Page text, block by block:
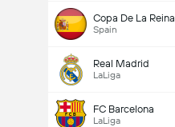
Copa De La Reina
Spain
Real Madrid
LaLiga
FC Barcelona
LaLiga